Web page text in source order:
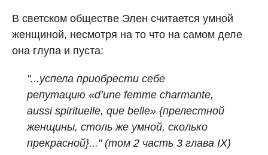
В светском обществе Элен считается умной
женщиной, несмотря на то что на самом деле
она глупа и пуста:
"...успела приобрести себе
репутацию «d’une femme charmante,
aussi spirituelle, que belle» {прелестной
женщины, столь же умной, сколько
прекрасной}..." (том 2 часть 3 глава IX)